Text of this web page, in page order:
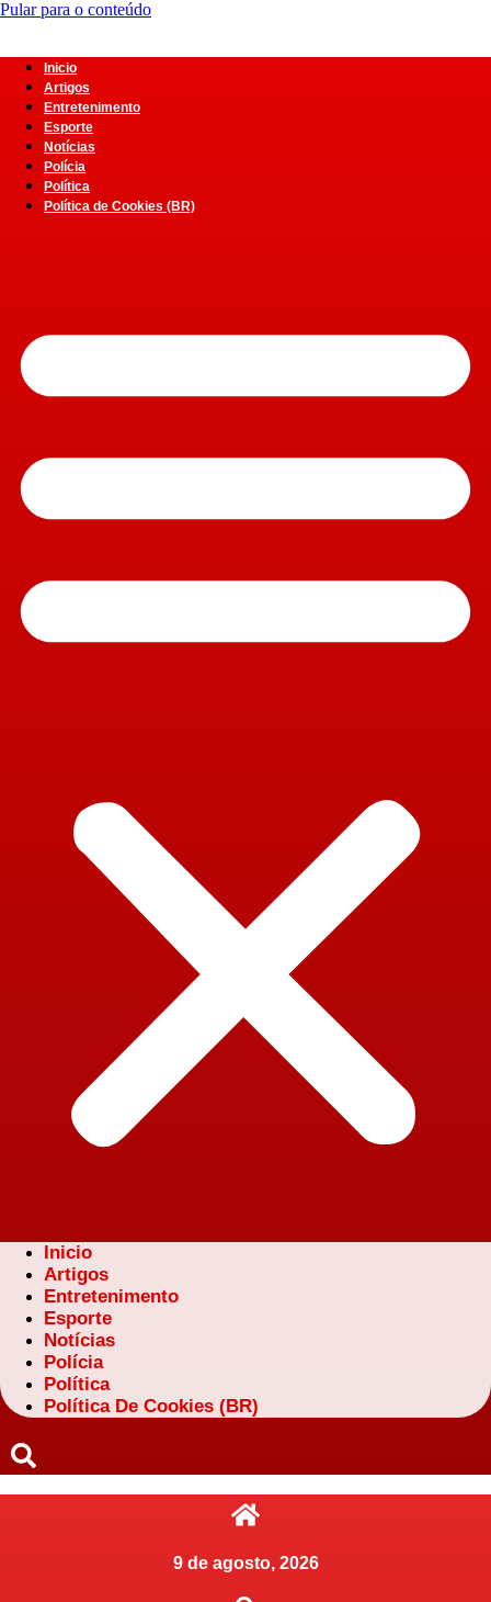
Pular para o conteúdo
Inicio
Artigos
Entretenimento
Esporte
Notícias
Polícia
Política
Política de Cookies (BR)
Inicio
Artigos
Entretenimento
Esporte
Notícias
Polícia
Política
Política De Cookies (BR)
9 de agosto, 2026